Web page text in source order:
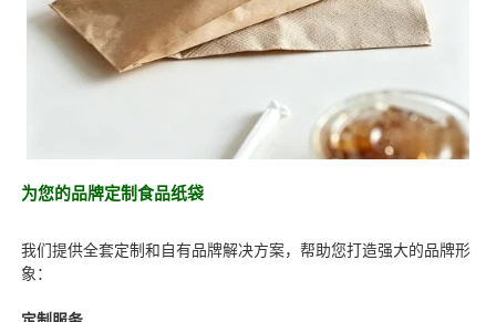
为您的品牌定制食品纸袋
我们提供全套定制和自有品牌解决方案，帮助您打造强大的品牌形
象：